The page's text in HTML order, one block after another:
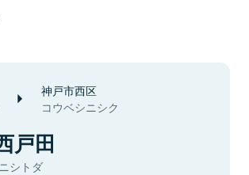
神戸市西区
コウベシニシク
戸田
シトダ